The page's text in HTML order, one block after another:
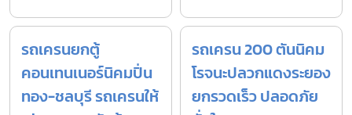
รถเครนยกตู้
คอนเทนเนอร์นิคมปิ่น
ทอง-ชลบุรี รถเครนให้
รถเครน 200 ตันนิคม
โรจนะปลวกแดงระยอง
ยกรวดเร็ว ปลอดภัย